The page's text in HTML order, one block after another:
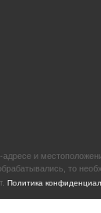
и
то
Политика